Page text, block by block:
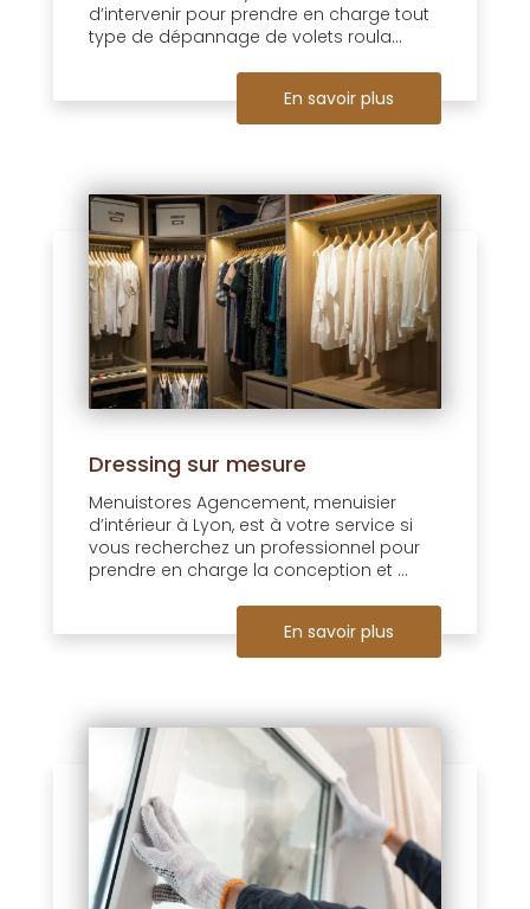
d’intervenir pour prendre en charge tout
type de dépannage de volets roula...
En savoir plus
Dressing sur mesure
Menuistores Agencement, menuisier
d’intérieur à Lyon, est à votre service si
vous recherchez un professionnel pour
prendre en charge la conception et ...
En savoir plus